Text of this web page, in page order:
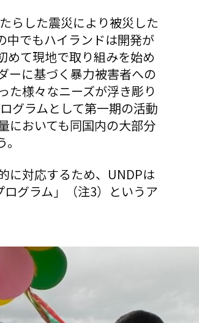
らした震災により被災した
中でもハイランドは開発が
めて現地で取り組みを始め
ーに基づく暴力被害者への
た様々なニーズが浮き彫り
グラムとして第一期の活動
においても同国内の大部分
に対応するため、UNDPは
ログラム」（注3）というア